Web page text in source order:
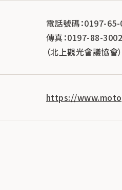
電話號碼：0197-
傳真：0197-88-
（北上觀光會議協會）
https://